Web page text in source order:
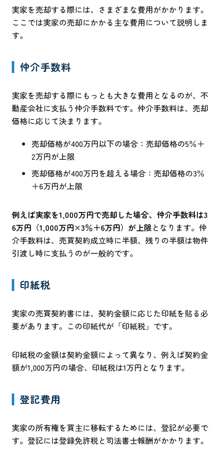
実家を売却する際には、さまざまな費用がかかります。
ここでは実家の売却にかかる主な費用について説明しま
す。
仲介手数料
実家を売却する際にもっとも大きな費用となるのが、不
動産会社に支払う仲介手数料です。仲介手数料は、売却
価格に応じて決まります。
売却価格が400万円以下の場合：売却価格の5％＋
2万円が上限
売却価格が400万円を超える場合：売却価格の3％
＋6万円が上限
例えば実家を1,000万円で売却した場合、仲介手数料は3
6万円（1,000万円×3％＋6万円）が上限となります。仲
介手数料は、売買契約成立時に半額、残りの半額は物件
引渡し時に支払うのが一般的です。
印紙税
実家の売買契約書には、契約金額に応じた印紙を貼る必
要があります。この印紙代が「印紙税」です。
印紙税の金額は契約金額によって異なり、例えば契約金
額が1,000万円の場合、印紙税は1万円となります。
登記費用
実家の所有権を買主に移転するためには、登記が必要で
す。登記には登録免許税と司法書士報酬がかかります。